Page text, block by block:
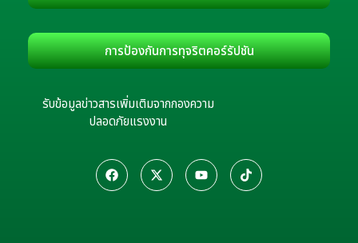
การป้องกันการทุจริตคอร์รัปชัน
รับข้อมูลข่าวสารเพิ่มเติมจากกองความ
ปลอดภัยแรงงาน